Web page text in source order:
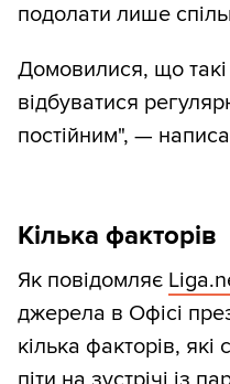
подолати лише
Домовилися, що такі
відбуватися
постійним", —
Кілька факторів
Як повідомляє
джерела в Офісі
кілька факторів,